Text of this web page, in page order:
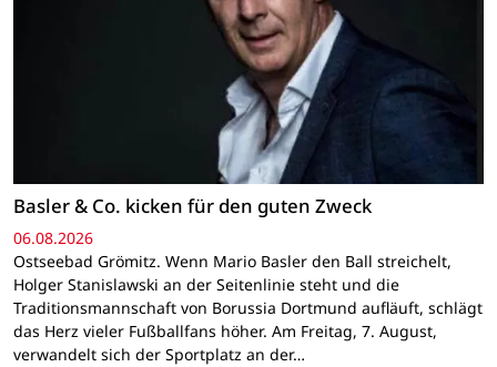
Basler & Co. kicken für den guten Zweck
06.08.2026
Ostseebad Grömitz. Wenn Mario Basler den Ball streichelt,
Holger Stanislawski an der Seitenlinie steht und die
Traditionsmannschaft von Borussia Dortmund aufläuft, schlägt
das Herz vieler Fußballfans höher. Am Freitag, 7. August,
verwandelt sich der Sportplatz an der…